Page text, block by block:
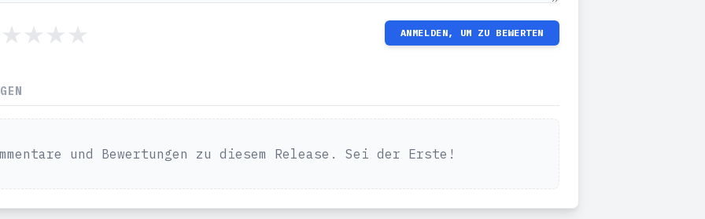
ANMELDEN, UM ZU BEWERTEN
und Bewertungen zu diesem Release. Sei der Erste!